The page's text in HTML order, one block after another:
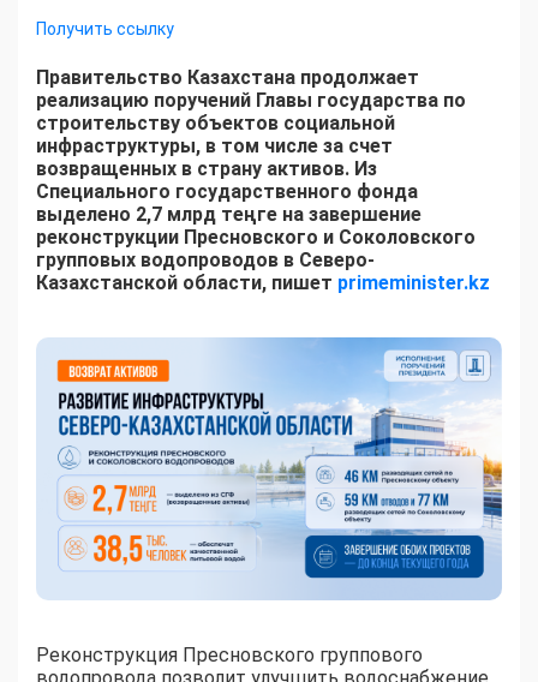
Получить ссылку
Правительство Казахстана продолжает
реализацию поручений Главы государства по
строительству объектов социальной
инфраструктуры, в том числе за счет
возвращенных в страну активов. Из
Специального государственного фонда
выделено 2,7 млрд теңге на завершение
реконструкции Пресновского и Соколовского
групповых водопроводов в Северо-
Казахстанской области, пишет primeminister.kz
Реконструкция Пресновского группового